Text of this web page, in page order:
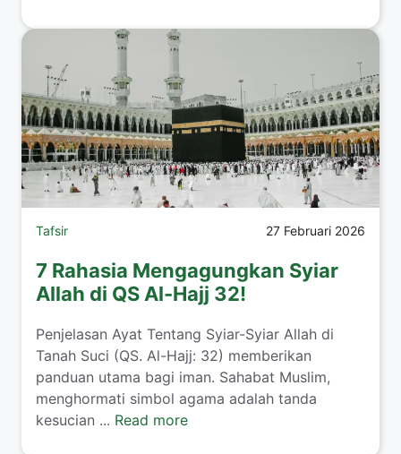
Tafsir 27 Februari 2026
7 Rahasia Mengagungkan Syiar
Allah di QS Al-Hajj 32!
Penjelasan Ayat Tentang Syiar-Syiar Allah di
Tanah Suci (QS. Al-Hajj: 32) memberikan
panduan utama bagi iman. Sahabat Muslim,
menghormati simbol agama adalah tanda
kesucian ... Read more